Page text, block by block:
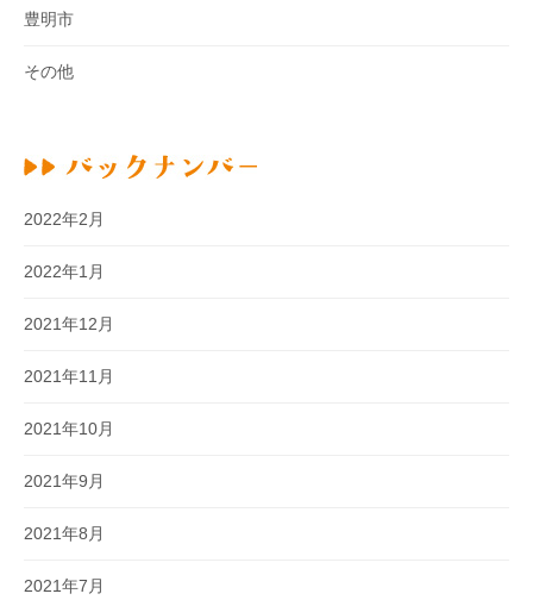
豊明市
その他
2022年2月
2022年1月
2021年12月
2021年11月
2021年10月
2021年9月
2021年8月
2021年7月